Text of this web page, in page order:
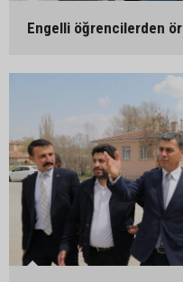
Engelli öğrencilerden